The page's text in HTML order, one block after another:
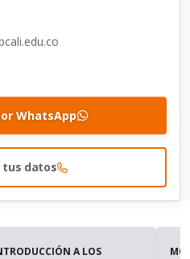
WhatsApp
tus datos
A LOS